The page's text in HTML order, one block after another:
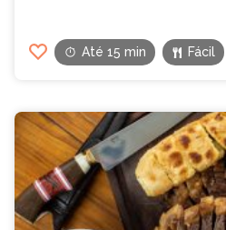
Até 15 min Fácil